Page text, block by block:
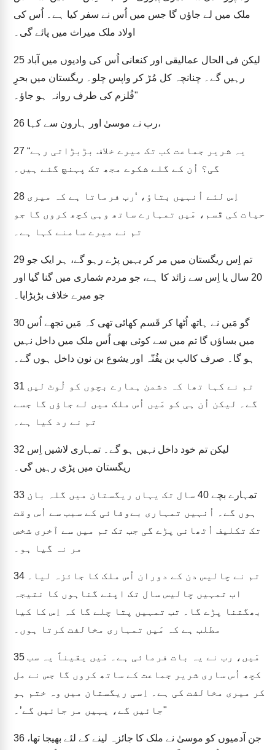
ملک میں لے جاؤں گا جس میں اُس نے سفر کیا ہے۔ اُس کی
اولاد ملک میراث میں پائے گی۔
25
رہیں گے۔ چنانچہ کل مُڑ کر واپس چلو۔ ریگستان میں بحرِ
قُلزم کی طرف روانہ ہو جاؤ۔"
26 رب نے موسیٰ اور ہارون سے کہا،
27 “یہ شریر جماعت کب تک میرے خلاف بڑبڑاتی رہے
گی؟ اُن کے گلے شکوے مجھ تک پہنچ گئے ہیں۔
28
حیات کی قَسم، مَیں تمہارے ساتھ وہی کچھ کروں گا جو
تم نے میرے سامنے کہا ہے۔
29
20 سال یا اِس سے زائد کا ہے، جو مردم شماری میں گنا گیا اور
جو میرے خلاف بڑبڑایا۔
30
میں بساؤں گا تم میں سے کوئی بھی اُس ملک میں داخل نہیں
ہو گا۔ صرف کالب بن یفُنّہ اور یشوع بن نون داخل ہوں گے۔
31
گے۔ لیکن اُن ہی کو مَیں اُس ملک میں لے جاؤں گا جسے
تم نے رد کیا ہے۔
32
ریگستان میں پڑی رہیں گی۔
33
ہوں گے۔ اُنہیں تمہاری بےوفائی کے سبب سے اُس وقت
تک تکلیف اُٹھانی پڑے گی جب تک تم میں سے آخری شخص
مر نہ گیا ہو۔
34
اب تمہیں چالیس سال تک اپنے گناہوں کا نتیجہ
بھگتنا پڑے گا۔ تب تمہیں پتا چلے گا کہ اِس کا کیا
مطلب ہے کہ مَیں تمہاری مخالفت کرتا ہوں۔
35
کچھ اُس ساری شریر جماعت کے ساتھ کروں گا جس نے مل
کر میری مخالفت کی ہے۔ اِسی ریگستان میں وہ ختم ہو
جائیں گے، یہیں مر جائیں گے’۔"
36